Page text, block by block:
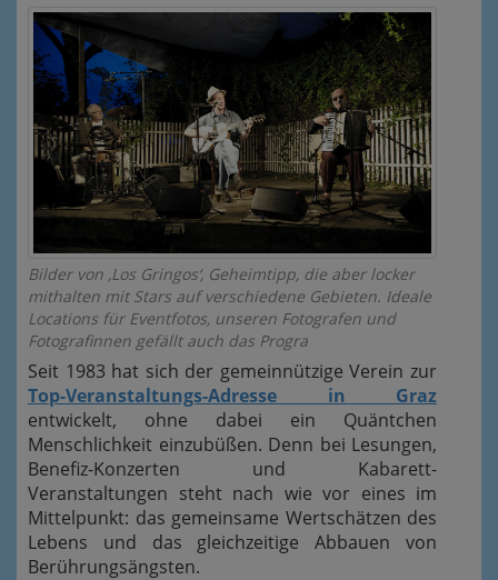
Bilder von ‚Los Gringos‘, Geheimtipp, die aber locker
mithalten mit Stars auf verschiedene Gebieten. Ideale
Locations für Eventfotos, unseren Fotografen und
Fotografinnen gefällt auch das Progra
Seit 1983 hat sich der gemeinnützige Verein zur
Top-Veranstaltungs-Adresse in Graz
entwickelt, ohne dabei ein Quäntchen
Menschlichkeit einzubüßen. Denn bei Lesungen,
Benefiz-Konzerten und Kabarett-
Veranstaltungen steht nach wie vor eines im
Mittelpunkt: das gemeinsame Wertschätzen des
Lebens und das gleichzeitige Abbauen von
Berührungsängsten.